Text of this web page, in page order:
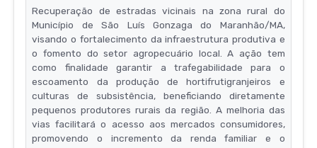
Recuperação de estradas vicinais na zona rural do
Município de São Luís Gonzaga do Maranhão/MA,
visando o fortalecimento da infraestrutura produtiva e
o fomento do setor agropecuário local. A ação tem
como finalidade garantir a trafegabilidade para o
escoamento da produção de hortifrutigranjeiros e
culturas de subsistência, beneficiando diretamente
pequenos produtores rurais da região. A melhoria das
vias facilitará o acesso aos mercados consumidores,
promovendo o incremento da renda familiar e o